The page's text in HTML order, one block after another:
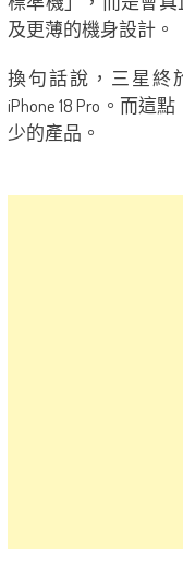
及更薄的機身設計。
換句話說，三星終
iPhone 18 Pro。而這
少的產品。